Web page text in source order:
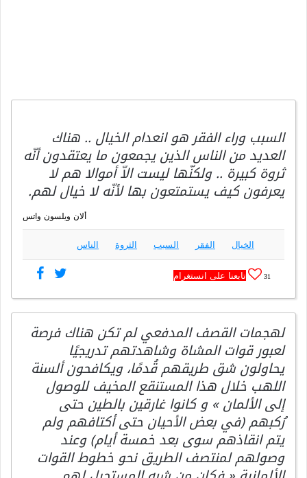
السبب وراء الفقر هو انعدام الخيال .. هناك
العديد من الناس الذين يجمعون ما يعتقدون أنّه
ثروة كبيرة .. ولكنّها ليست الاّ أموالا هم لا
يعرفون كيف يستمتعون بها لأنّه لا خيال لهم.
ألان ويلسون واتس
الخيال الفقر السبب الثروة الناس
31 تابعنا على انستغرام
لهجمات القصف المدفعي لم تكن هناك فرصة
لعبور قوات المشاة وشاهدتهم تدريجيًا
يحاولون شق طريقهم قُدمًا، ويكافحون ألسنة
اللهب خلال هذا المستنقع المخيف للوصول
إلى الألمان » و كانوا غارقين بالطين حتى
رُكبهم (في بعض الأحيان حتى أكتافهم ولم
يتم انقاذهم سوى بعد خمسة أيام) وعند
وصولهم لمنتصف الطريق نحو خطوط القوات